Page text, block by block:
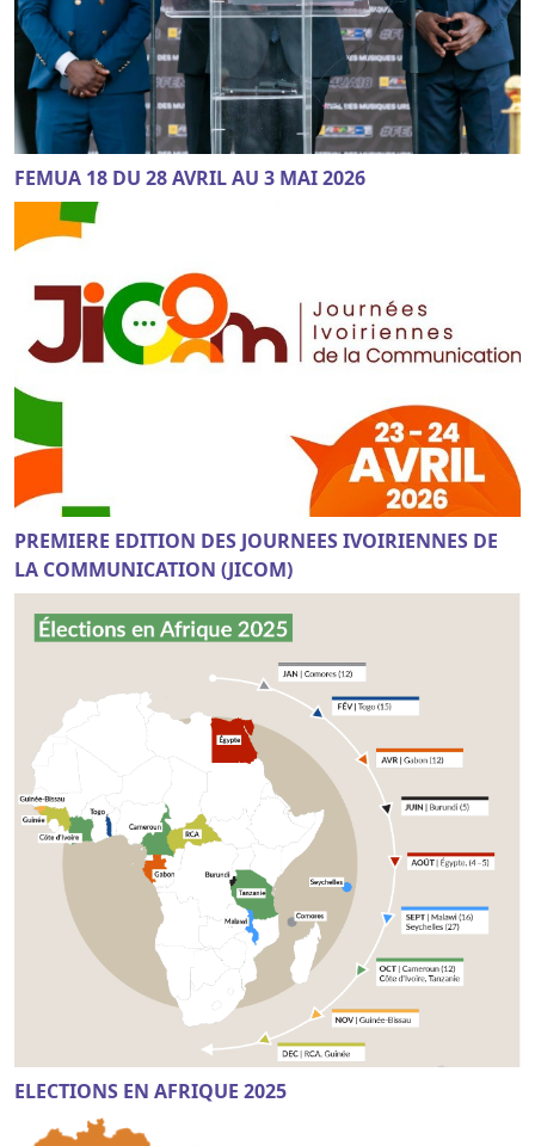
FEMUA 18 DU 28 AVRIL AU 3 MAI 2026
PREMIERE EDITION DES JOURNEES IVOIRIENNES DE
LA COMMUNICATION (JICOM)
ELECTIONS EN AFRIQUE 2025